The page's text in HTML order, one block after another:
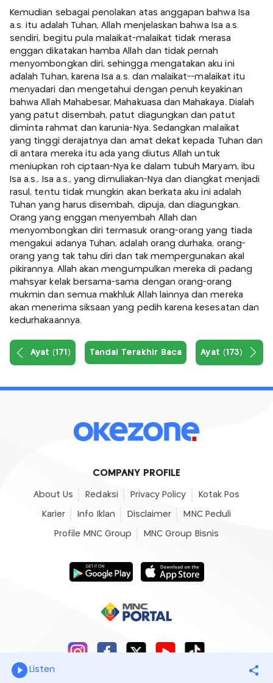
Kemudian sebagai penolakan atas anggapan bahwa Isa
a.s. itu adalah Tuhan, Allah menjelaskan bahwa Isa a.s.
sendiri, begitu pula malaikat-malaikat tidak merasa
enggan dikatakan hamba Allah dan tidak pernah
menyombongkan diri, sehingga mengatakan aku ini
adalah Tuhan, karena Isa a.s. dan malaikat--malaikat itu
menyadari dan mengetahui dengan penuh keyakinan
bahwa Allah Mahabesar, Mahakuasa dan Mahakaya. Dialah
yang patut disembah, patut diagungkan dan patut
diminta rahmat dan karunia-Nya. Sedangkan malaikat
yang tinggi derajatnya dan amat dekat kepada Tuhan dan
di antara mereka itu ada yang diutus Allah untuk
meniupkan roh ciptaan-Nya ke dalam tubuh Maryam, ibu
Isa a.s., Isa a.s., yang dimuliakan-Nya dan diangkat menjadi
rasul, tentu tidak mungkin akan berkata aku ini adalah
Tuhan yang harus disembah, dipuja, dan diagungkan.
Orang yang enggan menyembah Allah dan
menyombongkan diri termasuk orang-orang yang tiada
mengakui adanya Tuhan, adalah orang durhaka, orang-
orang yang tak tahu diri dan tak mempergunakan akal
pikirannya. Allah akan mengumpulkan mereka di padang
mahsyar kelak bersama-sama dengan orang-orang
mukmin dan semua makhluk Allah lainnya dan mereka
akan menerima siksaan yang pedih karena kesesatan dan
kedurhakaannya.
Ayat (171) Tandai Terakhir Baca Ayat (173)
COMPANY PROFILE
About Us Redaksi Privacy Policy Kotak Pos
Karier Info Iklan Disclaimer MNC Peduli
Profile MNC Group MNC Group Bisnis
Listen